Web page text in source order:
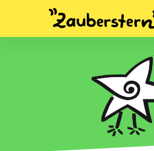
Kindertheater
Theater für Kinder
content